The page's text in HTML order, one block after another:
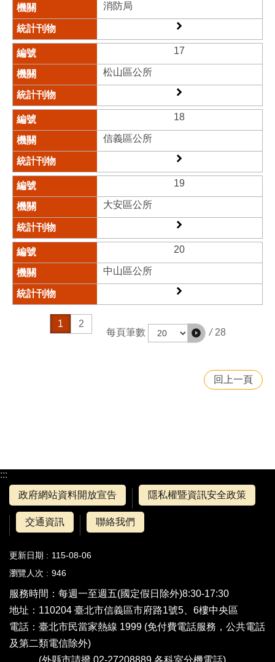
消防局​
17
松山區公所​
18
信義區公所​
19
大安區公所​
20
中山區公所​
1
2
每頁筆數
/ 28
回上一頁
:::
政府網站資料開放宣告
隱私權暨資訊安全政策
交通資訊 聯絡我們
更新日期
115-08-06
瀏覽人次
946
服務時間：每週一至週五(國定假日除外)8:30-17:30
地址：110204 臺北市信義區市府路1號5、6樓中央區
電話： 臺北市民當家熱線 1999 (免付費電話服務，公共電話
及第二類電信除外)
(外縣市請撥 02-27208889 各科室分機電話)